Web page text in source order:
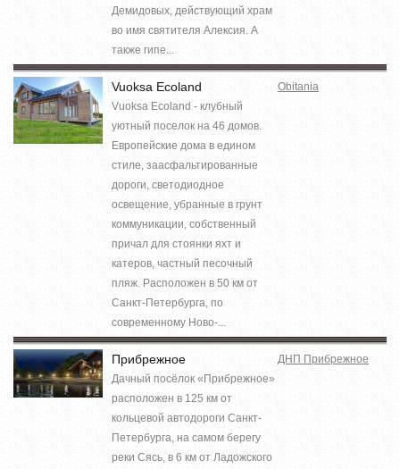
Демидовых, действующий храм
во имя святителя Алексия. А
также гипе...
Vuoksa Ecoland
Vuoksa Ecoland - клубный
уютный поселок на 46 домов.
Европейские дома в едином
стиле, заасфальтированные
дороги, светодиодное
освещение, убранные в грунт
коммуникации, собственный
причал для стоянки яхт и
катеров, частный песочный
пляж. Расположен в 50 км от
Санкт-Петербурга, по
современному Ново-...
Obitania
Прибрежное
Дачный посёлок «Прибрежное»
расположен в 125 км от
кольцевой автодороги Санкт-
Петербурга, на самом берегу
реки Сясь, в 6 км от Ладожского
ДНП Прибрежное